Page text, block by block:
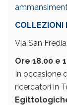
COLLEZIONI
Via San
Ore 18.00 e
In occasione
ricercatori in